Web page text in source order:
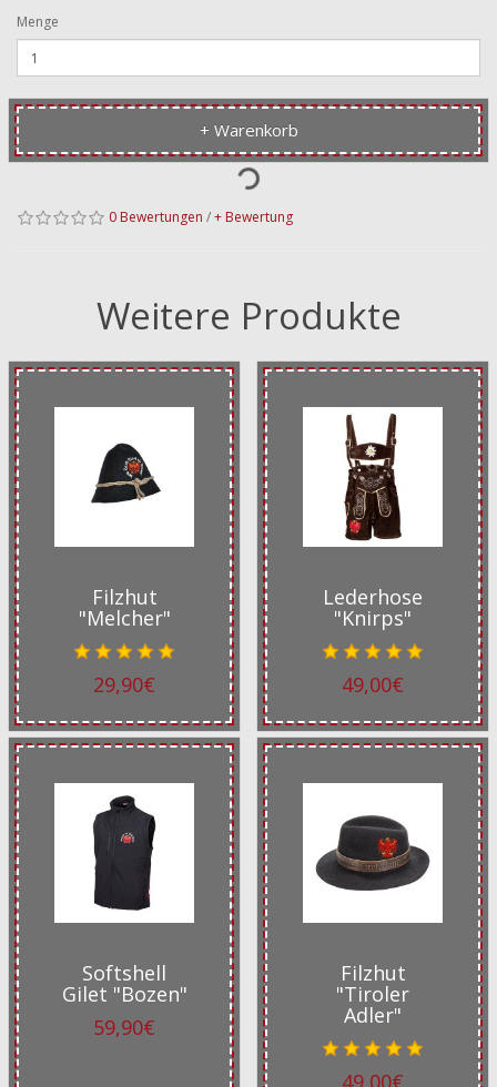
Menge
+ Warenkorb
0 Bewertungen /+ Bewertung
Weitere Produkte
Filzhut
"Melcher"
29,90€
Lederhose
"Knirps"
49,00€
Softshell
Gilet "Bozen"
59,90€
Filzhut
"Tiroler
Adler"